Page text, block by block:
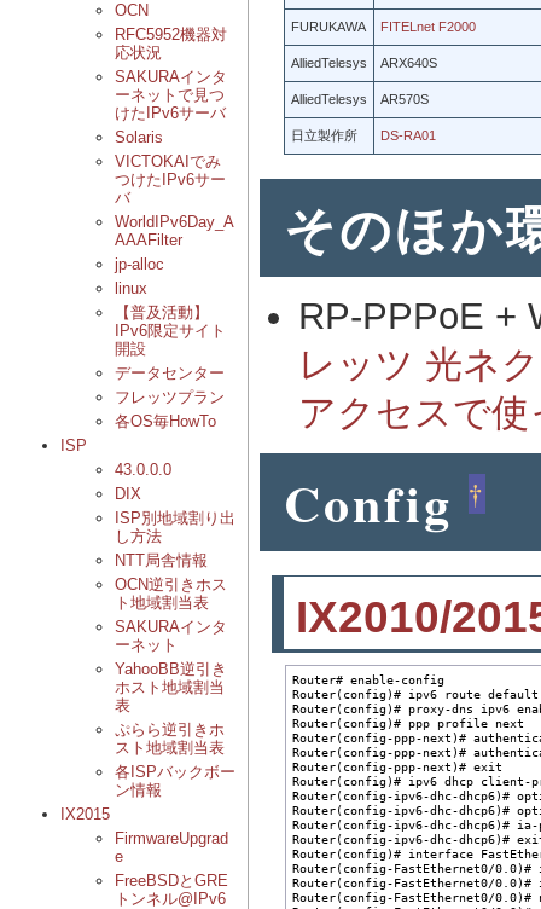
OCN
RFC5952機器対
応状況
SAKURAインタ
ーネットで見つ
けたIPv6サーバ
Solaris
VICTOKAIでみ
つけたIPv6サー
バ
WorldIPv6Day_A
AAAFilter
jp-alloc
linux
【普及活動】
IPv6限定サイト
開設
データセンター
フレッツプラン
各OS毎HowTo
ISP
43.0.0.0
DIX
ISP別地域割り出
し方法
NTT局舎情報
OCN逆引きホス
ト地域割当表
SAKURAインタ
ーネット
YahooBB逆引き
ホスト地域割当
表
ぷらら逆引きホ
スト地域割当表
各ISPバックボー
ン情報
IX2015
FirmwareUpgrad
e
FreeBSDとGRE
トンネル@IPv6
FURUKAWA FITELnet F2000
AlliedTelesys ARX640S
AlliedTelesys AR570S
日立製作所 DS-RA01
そのほか
RP-PPPoE +
レッツ 光ネ
アクセスで
Config †
IX2010/
Router# enable-config
Router(config)# ipv6 route default
Router(config)# proxy-dns ipv6
Router(config)# ppp profile next
Router(config-ppp-next)#
Router(config-ppp-next)#
Router(config-ppp-next)# exit
Router(config)# ipv6 dhcp client-
Router(config-ipv6-dhc-dhcp6)#
Router(config-ipv6-dhc-dhcp6)#
Router(config-ipv6-dhc-dhcp6)#
Router(config-ipv6-dhc-dhcp6)#
Router(config)# interface
Router(config-FastEthernet0/0.0)#
Router(config-FastEthernet0/0.0)#
Router(config-FastEthernet0/0.0)#